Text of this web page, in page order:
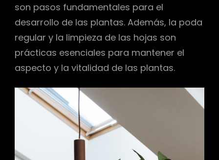
son pasos fundamentales para el
desarrollo de las plantas. Además, la poda
regular y la limpieza de las hojas son
prácticas esenciales para mantener el
aspecto y la vitalidad de las plantas.